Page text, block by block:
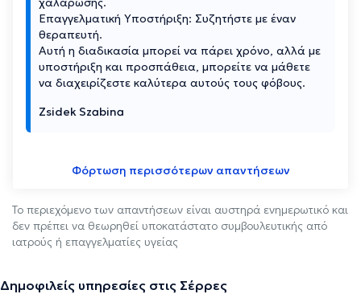
Επαγγελματική Υποστήριξη: Συζητήστε με έναν
θεραπευτή.
Αυτή η διαδικασία μπορεί να πάρει χρόνο, αλλά με
υποστήριξη και προσπάθεια, μπορείτε να μάθετε
να διαχειρίζεστε καλύτερα αυτούς τους φόβους.
Zsidek Szabina
Φόρτωση περισσότερων απαντήσεων
Το περιεχόμενο των απαντήσεων είναι αυστηρά ενημερωτικό και
δεν πρέπει να θεωρηθεί υποκατάστατο συμβουλευτικής από
ιατρούς ή επαγγελματίες υγείας
Δημοφιλείς υπηρεσίες στις Σέρρες